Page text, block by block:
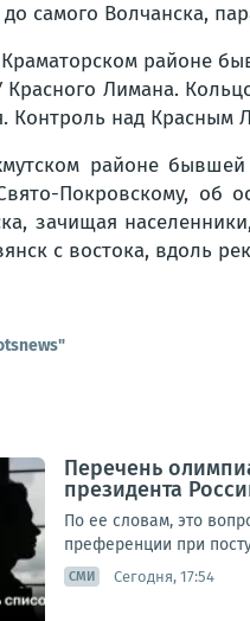
самого Волчанска,
районе
Лимана.
Контроль над Красным
районе
Покровскому, об
зачищая
с востока, вдоль
Перечень
президента
По ее словам, это
преференции при
СМИ Сегодня, 17:54